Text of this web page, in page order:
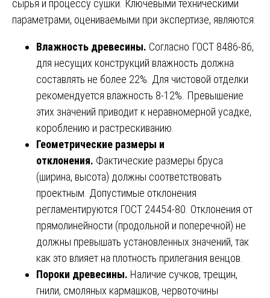
сырья и процессу сушки. Ключевыми техническими
параметрами, оцениваемыми при экспертизе, являются:
Влажность древесины. Согласно ГОСТ 8486-86,
для несущих конструкций влажность должна
составлять не более 22%. Для чистовой отделки
рекомендуется влажность 8-12%. Превышение
этих значений приводит к неравномерной усадке,
короблению и растрескиванию.
Геометрические размеры и
отклонения. Фактические размеры бруса
(ширина, высота) должны соответствовать
проектным. Допустимые отклонения
регламентируются ГОСТ 24454-80. Отклонения от
прямолинейности (продольной и поперечной) не
должны превышать установленных значений, так
как это влияет на плотность прилегания венцов.
Пороки древесины. Наличие сучков, трещин,
гнили, смоляных кармашков, червоточины